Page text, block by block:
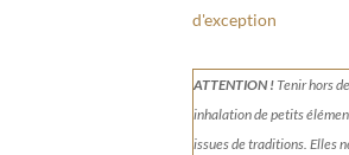
d'exception
ATTENTION !Tenirhors
inhalation de petits
issues de traditions. Elles